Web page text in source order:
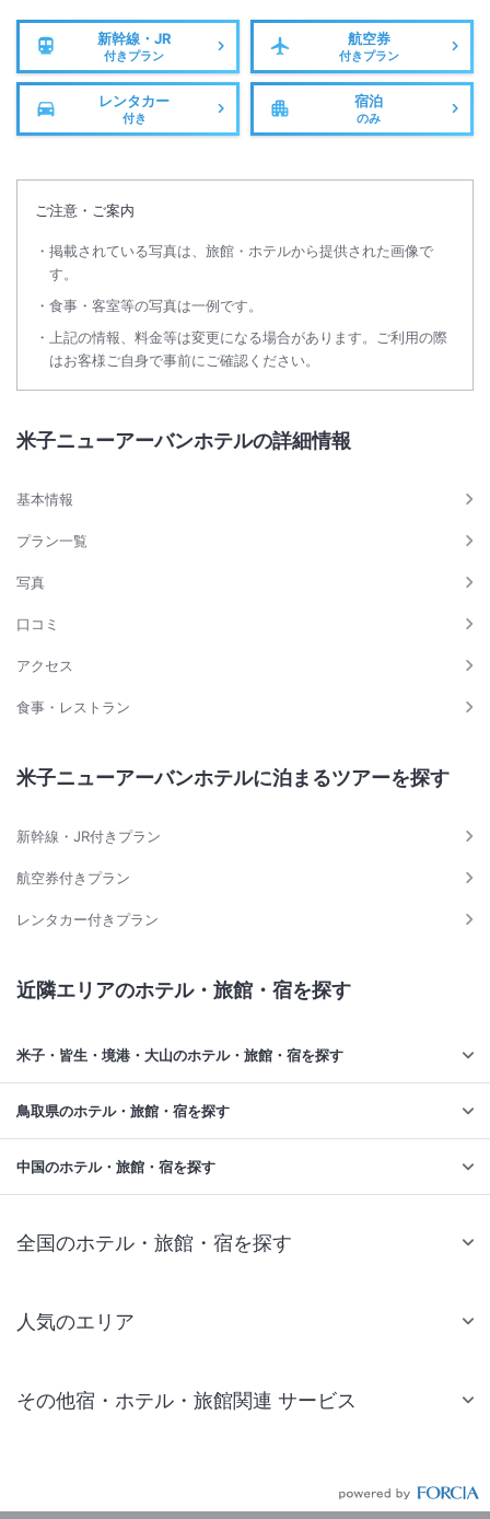
新幹線・JR
付きプラン
航空券
付きプラン
レンタカー
付き
宿泊
のみ
ご注意・ご案内
掲載されている写真は、旅館・ホテルから提供された画像で
す。
食事・客室等の写真は一例です。
上記の情報、料金等は変更になる場合があります。ご利用の際
はお客様ご自身で事前にご確認ください。
米子ニューアーバンホテルの詳細情報
基本情報
プラン一覧
写真
口コミ
アクセス
食事・レストラン
米子ニューアーバンホテルに泊まるツアーを探す
新幹線・JR付きプラン
航空券付きプラン
レンタカー付きプラン
近隣エリアのホテル・旅館・宿を探す
米子・皆生・境港・大山のホテル・旅館・宿を探す
鳥取県のホテル・旅館・宿を探す
中国のホテル・旅館・宿を探す
全国のホテル・旅館・宿を探す
人気のエリア
仙台 ホテル
その他宿・ホテル・旅館関連 サービス